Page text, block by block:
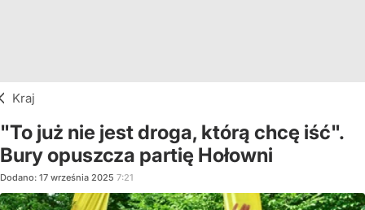
Kraj
"To już nie jest droga, którą chcę iść".
Bury opuszcza partię Hołowni
Dodano: 17 września 2025 7:21